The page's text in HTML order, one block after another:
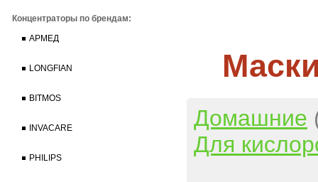
Концентраторы по брендам:
АРМЕД
LONGFIAN
BITMOS
INVACARE
PHILIPS
Домашние
Для